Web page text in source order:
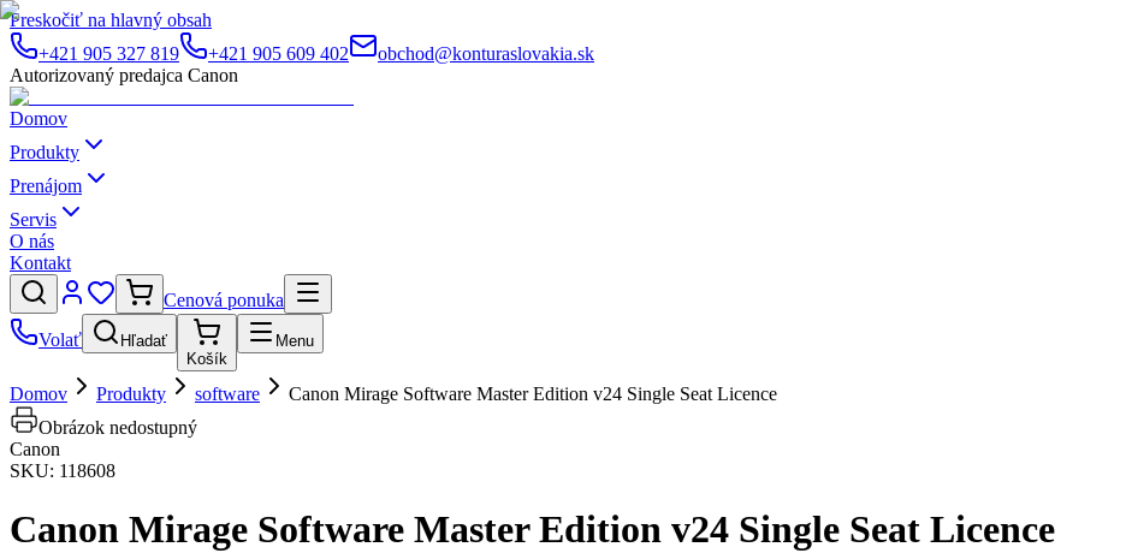
Preskočiť na hlavný obsah
+421 905 327 819
+421 905 609 402
obchod@konturaslovakia.sk
Autorizovaný predajca Canon
Domov
Produkty
Prenájom
Servis
O nás
Kontakt
Cenová ponuka
Volať
Hľadať
Košík
Menu
Domov Produkty software
Canon Mirage Software Master Edition v24 Single Seat Licence
Obrázok nedostupný
Canon
SKU: 118608
Canon Mirage Software Master Edition v24 Single Seat Licence